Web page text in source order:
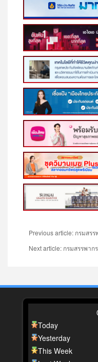
Previous article: กรมสร
Next article: กรมสรรพา
Today
Yesterday
This Week